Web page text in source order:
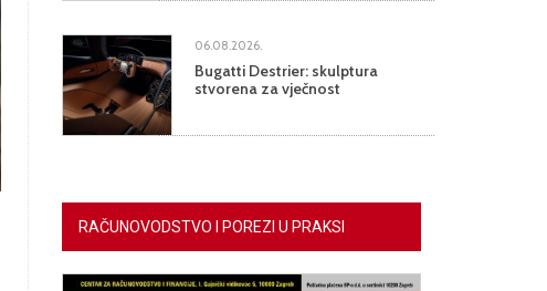
06.08.2026.
Bugatti Destrier: skulptura
stvorena za vječnost
RAČUNOVODSTVO I POREZI U PRAKSI